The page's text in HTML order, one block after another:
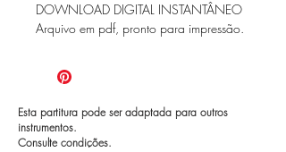
DOWNLOAD DIGITAL INSTANTÂNEO
Arquivo em pdf, pronto para impressão.
Esta partitura pode ser adaptada para outros
instrumentos.
Consulte condições.